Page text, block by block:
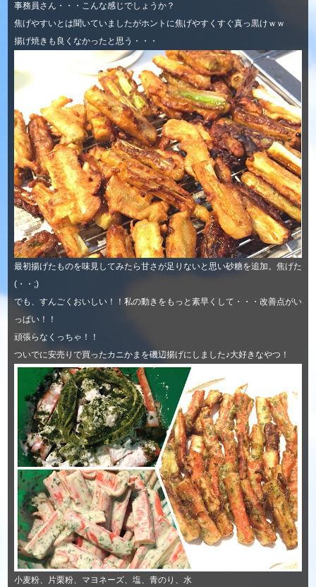
事務員さん・・・こんな感じでしょうか？
焦げやすいとは聞いていましたがホントに焦げやすくすぐ真っ黒けｗｗ
揚げ焼きも良くなかったと思う・・・
最初揚げたものを味見してみたら甘さが足りないと思い砂糖を追加。焦げた
(・・;)
でも、すんごくおいしい！！私の動きをもっと素早くして・・・改善点がい
っぱい！！
頑張らなくっちゃ！！
ついでに安売りで買ったカニかまを磯辺揚げにしました♪大好きなやつ！
小麦粉、片栗粉、マヨネーズ、塩、青のり、水